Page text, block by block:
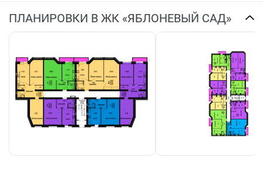
ПЛАНИРОВКИ В ЖК «ЯБЛОНЕВЫЙ САД»